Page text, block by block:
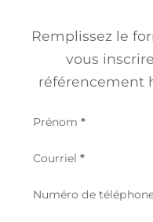
Remplissez le
vous
référencement
Section
Prénom *
Courriel *
Numéro de